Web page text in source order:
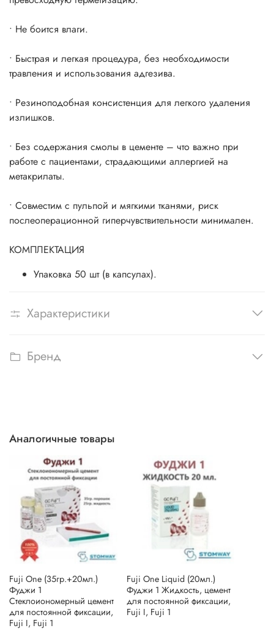
• Не боится влаги.
• Быстрая и легкая процедура, без необходимости
травления и использования адгезива.
• Резиноподобная консистенция для легкого удаления
излишков.
• Без содержания смолы в цементе – что важно при
работе с пациентами, страдающими аллергией на
метакрилаты.
• Совместим с пульпой и мягкими тканями, риск
послеоперационной гиперчувствительности минимален.
КОМПЛЕКТАЦИЯ
Упаковка 50 шт (в капсулах).
Характеристики
Бренд
Аналогичные товары
Fuji One (35гр.+20мл.)
Фуджи 1
Стеклоиономерный цемент
для постоянной фиксации,
Fuji I, Fuji 1
Fuji One Liquid (20мл.)
Фуджи 1 Жидкость, цемент
для постоянной фиксации,
Fuji I, Fuji 1